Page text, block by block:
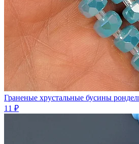
Граненые хрустальные бусины
11 ₽